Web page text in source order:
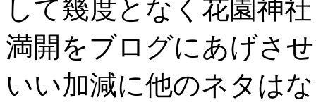
して幾度となく花園神
満開をブログにあげさ
いい加減に他のネタは